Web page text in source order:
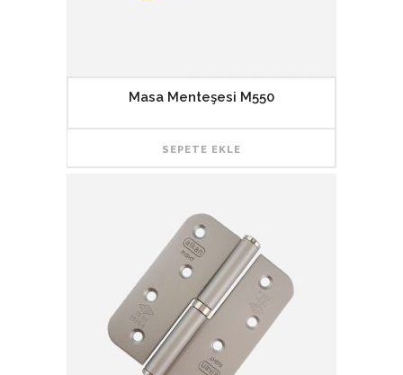
Masa Menteşesi M550
SEPETE EKLE